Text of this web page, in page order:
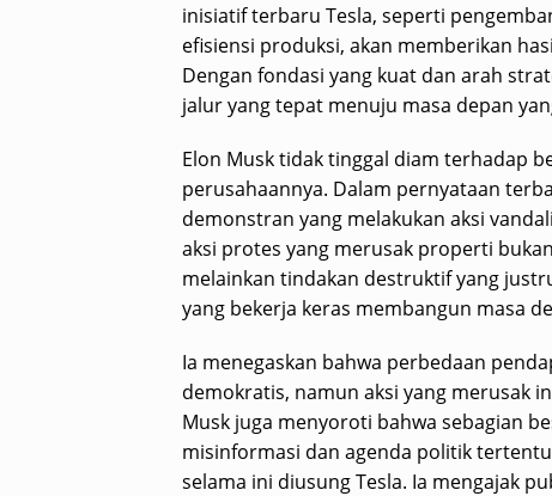
inisiatif terbaru Tesla, seperti
efisiensi produksi, akan memberikan
Dengan fondasi yang kuat dan arah
jalur yang tepat menuju masa depan
Elon Musk tidak tinggal diam terhadap
perusahaannya. Dalam pernyataan
demonstran yang melakukan aksi
aksi protes yang merusak properti
melainkan tindakan destruktif yang
yang bekerja keras membangun masa
Ia menegaskan bahwa perbedaan
demokratis, namun aksi yang merusak
Musk juga menyoroti bahwa sebagian
misinformasi dan agenda politik
selama ini diusung Tesla. Ia mengajak